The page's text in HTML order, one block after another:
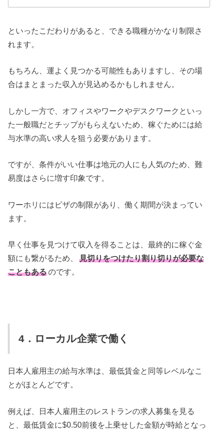
といったこだわりがあると、できる職種がかなり制限さ
れます。
もちろん、運よく見つかる可能性もありますし、その場
合はまとまった収入が見込めるかもしれません。
しかし一方で、オフィスやワークやデスクワークといっ
た一般職だとチップがもらえないため、稼ぐためには給
与水準の高い求人を狙う必要があります。
ですが、条件がいい仕事は地元の人にも人気のため、難
易度はさらに増す印象です。
ワーホリにはビザの制限があり、働く期間が決まってい
ます。
早く仕事を見つけて収入を得ることは、最終的に稼ぐ金
額にも繋がるため、
見切りをつけたり割り切りが必要な
こともあるのです。
4．ローカル企業で働く
日本人雇用主の給与水準は、最低賃金と同等レベルなこ
とがほとんどです。
例えば、日本人雇用主のレストランの求人募集を見る
と、最低賃金に$0.50前後を上乗せした金額が時給となっ